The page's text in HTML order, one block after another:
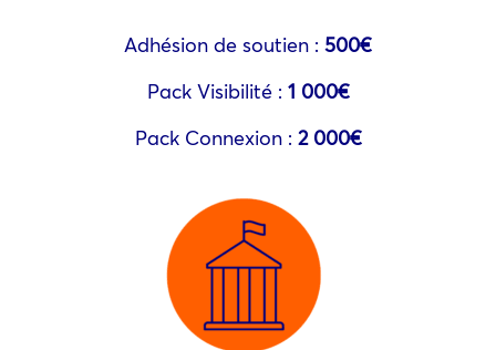
Adhésion de soutien : 500€
Pack Visibilité : 1 000€
Pack Connexion : 2 000€